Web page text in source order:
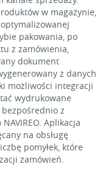
w magazynie,
pakowania, po
z zamówienia,
dokument
z danych
możliwości integracji
wydrukowane
z
Aplikacja
na obsługę
pomyłek, które
zamówień.